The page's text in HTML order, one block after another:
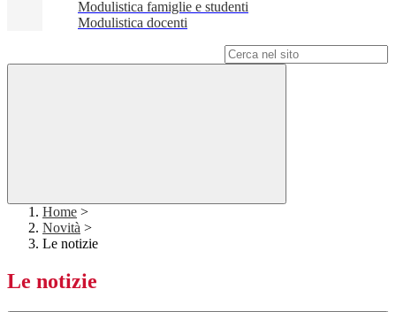
Modulistica famiglie e studenti
Modulistica docenti
Home >
Novità >
Le notizie
Le notizie